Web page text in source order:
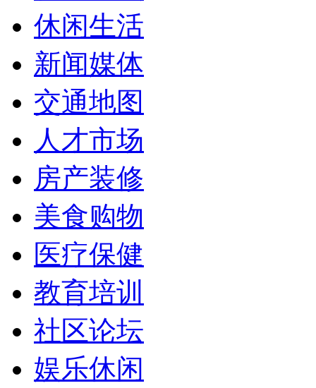
休闲生活
新闻媒体
交通地图
人才市场
房产装修
美食购物
医疗保健
教育培训
社区论坛
娱乐休闲